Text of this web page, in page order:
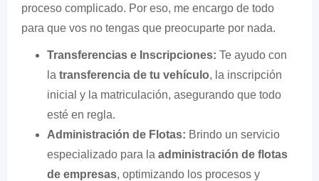
proceso complicado. Por eso, me encargo de todo
para que vos no tengas que preocuparte por nada.
Transferencias e Inscripciones: Te ayudo con
la transferencia de tu vehículo, la inscripción
inicial y la matriculación, asegurando que todo
esté en regla.
Administración de Flotas: Brindo un servicio
especializado para la administración de flotas
de empresas, optimizando los procesos y